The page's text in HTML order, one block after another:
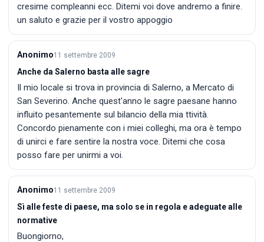
cresime compleanni ecc. Ditemi voi dove andremo a finire.
un saluto e grazie per il vostro appoggio
Anonimo11 settembre 2009
Anche da Salerno basta alle sagre
Il mio locale si trova in provincia di Salerno, a Mercato di
San Severino. Anche quest'anno le sagre paesane hanno
influito pesantemente sul bilancio della mia ttività.
Concordo pienamente con i miei colleghi, ma ora è tempo
di unirci e fare sentire la nostra voce. Ditemi che cosa
posso fare per unirmi a voi.
Anonimo11 settembre 2009
Sì alle feste di paese, ma solo se in regola e adeguate alle
normative
Buongiorno,